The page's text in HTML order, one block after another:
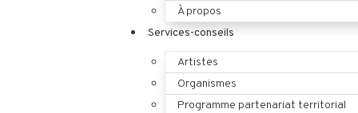
À propos
Services-conseils
Artistes
Organismes
Programme partenariat territorial